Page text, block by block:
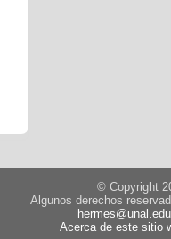
© Copyright
Algunos derechos
Acerca de este sitio